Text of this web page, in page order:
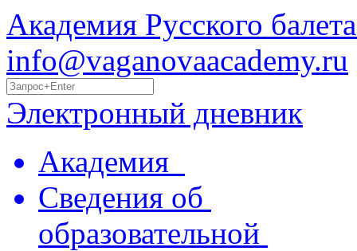
Академия Русского
info@vaganovaacademy.ru
Электронный дневник
Академия
Сведения об
образовательной